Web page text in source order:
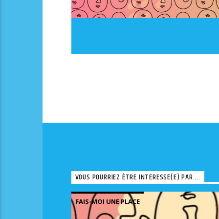
VOUS POURRIEZ ÊTRE INTÉRESSÉ(E) PAR ...
FAIS-MOI UNE PLACE